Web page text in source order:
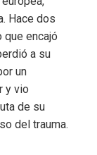
Hace dos
encajó
a su
un
y vio
de su
del trauma.